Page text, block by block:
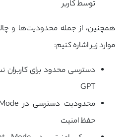
توسط کاربر
همچنین، از جمله محدودیت‌ها و
موارد زیر اشاره کنیم:
دسترسی محدود برای کاربران
GPT
حفظ امنیت